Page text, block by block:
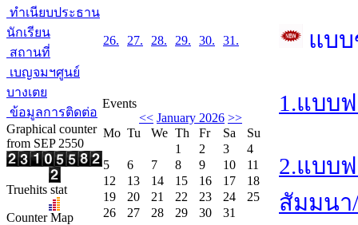
ทำเนียบประธาน
นักเรียน
สถานที่
เบญจมฯศูนย์
บางเตย
ข้อมูลการติดต่อ
Graphical counter
from SEP 2550
Truehits stat
Counter Map
26. 27. 28. 29. 30. 31.
Events
<< January 2026 >>
Mo Tu We Th Fr Sa
Su
1
2 3
4
5
6 7 8 9 10
11
12
13 14 15 16 17
18
19
20 21 22 23 24
25
26
27 28 29 30 31
แบ
1.แบบ
2.แบบ
สัมมนา